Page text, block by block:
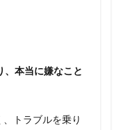
、本当に嫌なこと
トラブルを乗り